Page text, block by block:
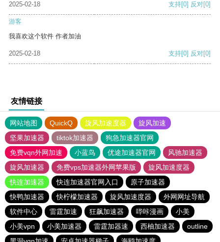
2025-02-18
支持[0] 反对[0]
游客
我喜欢这个软件 作者加油
2025-02-18 支持[0] 反对[0]
友情链接
网站地图 QuickQ 旋风加速度器
旋风加速
坚果加速器
tiktok加速器
狗急加速器官网
免费vqn外网加速
小蓝鸟 优途加速器官网
风驰加速器
旋风加速器
免费vps加速器外网苹果版
旋风加速度器
快连加速器
快连加速器官网入口
原子加速器
快鸭加速器
快柠檬加速器 旋风加速度器
外网网址导航
软件中心
雷霆加速 狂飙加速器 哔咔漫画
小美
小美vpn
小美加速器 雷霆加器速 西柚加速器
outline